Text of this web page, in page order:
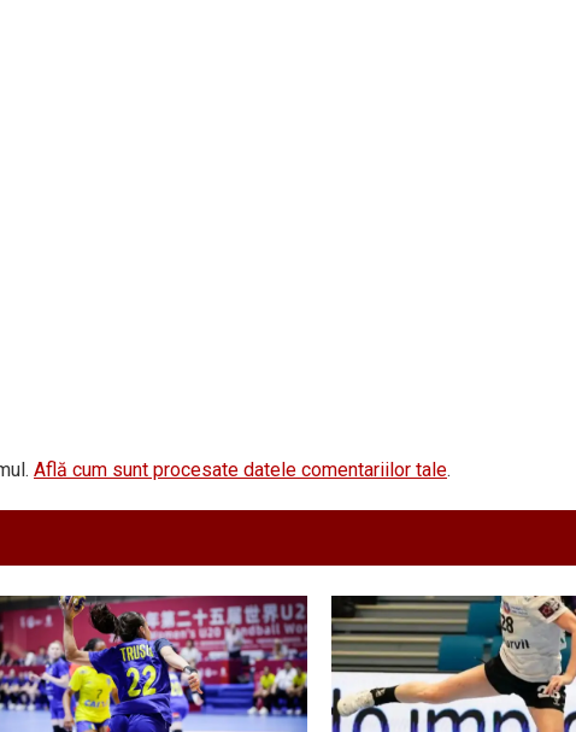
Află cum sunt procesate datele comentariilor tale.